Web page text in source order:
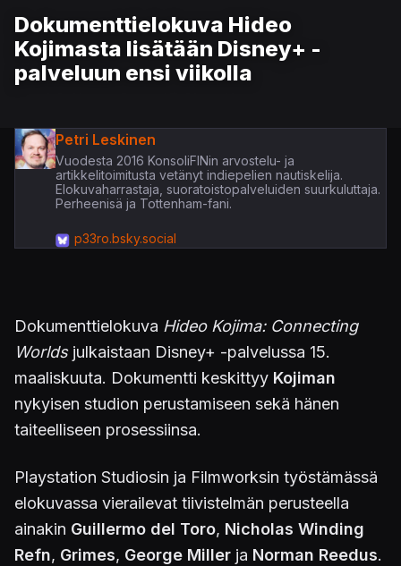
Dokumenttielokuva Hideo
Kojimasta lisätään Disney+ -
palveluun ensi viikolla
Petri Leskinen
Vuodesta 2016 KonsoliFINin arvostelu- ja
artikkelitoimitusta vetänyt indiepelien nautiskelija.
Elokuvaharrastaja, suoratoistopalveluiden suurkuluttaja.
Perheenisä ja Tottenham-fani.
p33ro.bsky.social
Dokumenttielokuva Hideo Kojima: Connecting
Worldsjulkaistaan Disney+ -palvelussa 15.
maaliskuuta. Dokumentti keskittyy Kojiman
nykyisen studion perustamiseen sekä hänen
taiteelliseen prosessiinsa.
Playstation Studiosin ja Filmworksin työstämässä
elokuvassa vierailevat tiivistelmän perusteella
ainakin Guillermo del Toro, Nicholas Winding
Refn, Grimes, George Miller ja Norman Reedus.